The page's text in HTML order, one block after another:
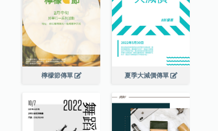
檸檬節傳單 夏季大減價傳單